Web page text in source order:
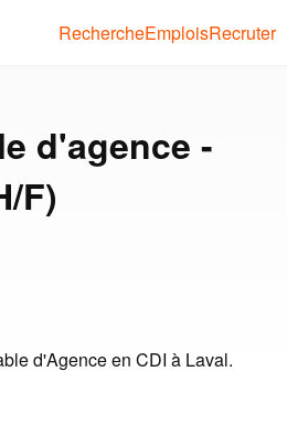
RechercheEmploisRecruter
d'agence -
F)
d'Agence en CDI à Laval.